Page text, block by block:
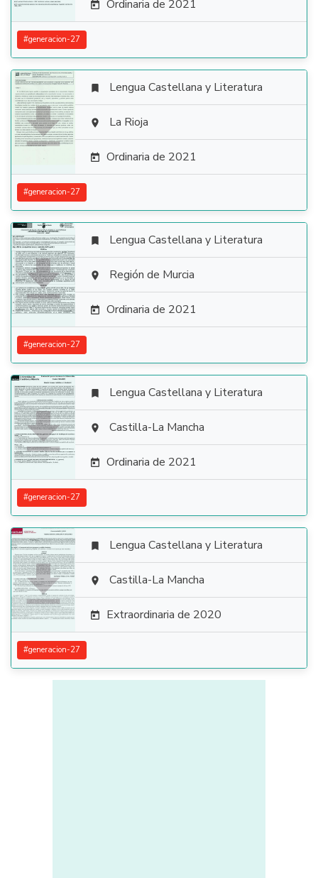
 Ordinaria de 2021
#generacion-27

 Lengua Castellana y Literatura
 La Rioja
 Ordinaria de 2021
#generacion-27

 Lengua Castellana y Literatura
 Región de Murcia
 Ordinaria de 2021
#generacion-27

 Lengua Castellana y Literatura
 Castilla-La Mancha
 Ordinaria de 2021
#generacion-27

 Lengua Castellana y Literatura
 Castilla-La Mancha
 Extraordinaria de 2020
#generacion-27